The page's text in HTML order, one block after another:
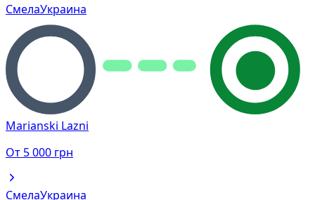
СмелаУкраина
Marianski Lazni
От 5 000 грн
СмелаУкраина